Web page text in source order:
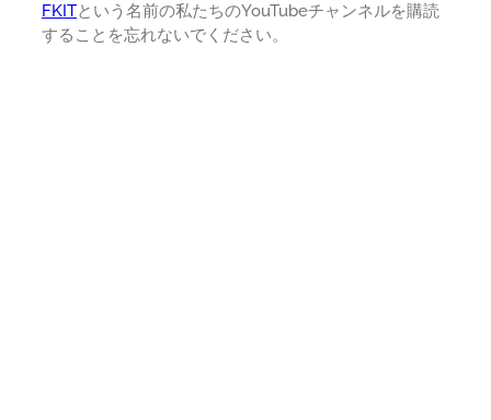
FKITという名前の私たちのYouTubeチャンネルを購読
することを忘れないでください。